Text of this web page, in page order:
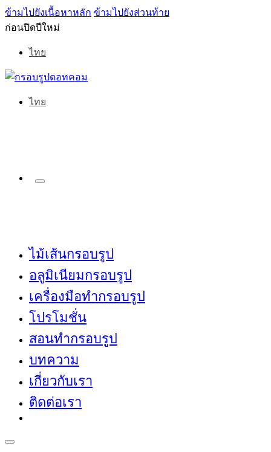
ข้ามไปยังเนื้อหาหลัก ข้ามไปยังส่วนท้าย
ก่อนปิดปีใหม่
ไทย
ไทย
ไม้เส้นกรอบรูป
อลูมิเนียมกรอบรูป
เครื่องมือทำกรอบรูป
โปรโมชั่น
สอนทำกรอบรูป
บทความ
เกี่ยวกับเรา
ติดต่อเรา